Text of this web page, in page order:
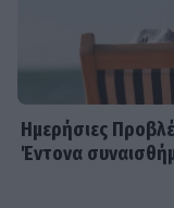
Ημερήσιες
Έντονα